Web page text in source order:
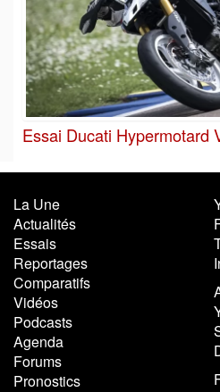
Essai Ducati Hypermotard
La Une
Actualités
Essais
Reportages
Comparatifs
Vidéos
Podcasts
Agenda
Forums
Pronostics